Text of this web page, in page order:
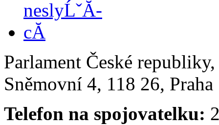
Parlament České
Sněmovní 4, 118 26,
Telefon na spojovatelku: